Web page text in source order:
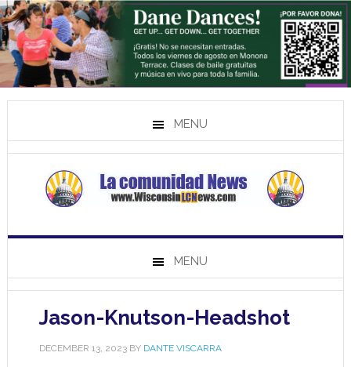
MENU
MENU
Jason-Knutson-Headshot
DECEMBER 13, 2023BY DANTE VISCARRA